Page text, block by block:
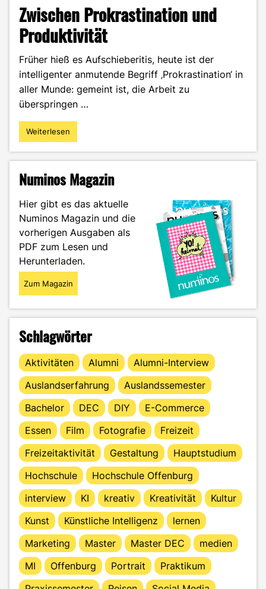
Zwischen Prokrastination und
Produktivität
Früher hieß es Aufschieberitis, heute ist der
intelligenter anmutende Begriff ‚Prokrastination‘ in
aller Munde: gemeint ist, die Arbeit zu
überspringen …
"Zwischen
Prokrastination
Weiterlesen
Numinos Magazin
Hier gibt es das aktuelle
Numinos Magazin und die
vorherigen Ausgaben als
PDF zum Lesen und
Herunterladen.
Zum Magazin
Schlagwörter
Aktivitäten Alumni
Alumni-Interview
Auslandserfahrung
Auslandssemester
Bachelor
DEC DIY
E-Commerce
Essen
Film Fotografie
Freizeit
Freizeitaktivität
Gestaltung
Hauptstudium
Hochschule
Hochschule Offenburg
interview
KI kreativ Kreativität
Kultur
Kunst
Künstliche Intelligenz
lernen
Marketing
Master Master DEC
medien
MI
Offenburg Portrait
Praktikum